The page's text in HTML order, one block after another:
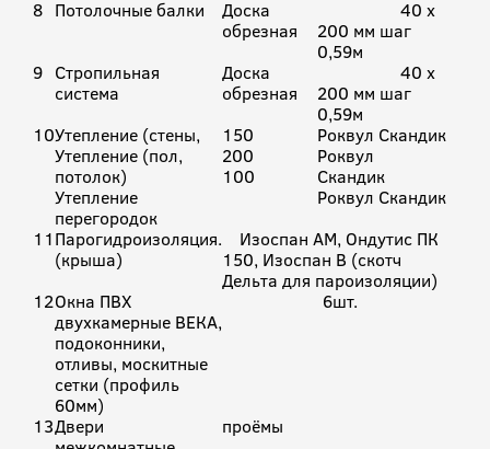
8 Потолочные балки
Доска
обрезная
40 х
200 мм шаг
0,59м
9 Стропильная
система
Доска
обрезная
40 х
200 мм шаг
0,59м
10Утепление (стены,
Утепление (пол,
потолок)
Утепление
перегородок
150
200
100
Роквул Скандик
Роквул
Скандик
Роквул Скандик
11Парогидроизоляция.
(крыша)
Изоспан АМ, Ондутис ПК
150, Изоспан В (скотч
Дельта для пароизоляции)
12Окна ПВХ
двухкамерные ВЕКА,
подоконники,
отливы, москитные
сетки (профиль
60мм)
6шт.
13Двери
проёмы